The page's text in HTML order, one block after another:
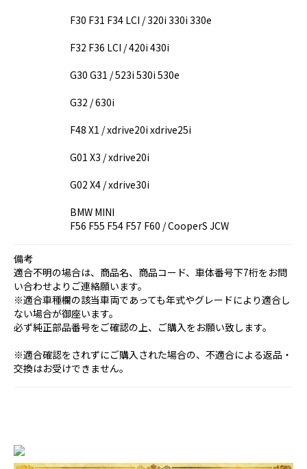
F30 F31 F34 LCI / 320i 330i 330e
F32 F36 LCI / 420i 430i
G30 G31 / 523i 530i 530e
G32 / 630i
F48 X1 / xdrive20i xdrive25i
G01 X3 / xdrive20i
G02 X4 / xdrive30i
BMW MINI
F56 F55 F54 F57 F60 / CooperS JCW
備考
適合不明の場合は、商品名、商品コード、車体番号下7桁をお問
い合わせよりご連絡願います。
※適合車種欄の該当車両であっても年式やグレードにより適合し
ない場合が御座います。
必ず純正部品番号をご確認の上、ご購入をお願い致します。
※適合確認をされずにご購入された場合の、不適合による返品・
交換はお受けできません。